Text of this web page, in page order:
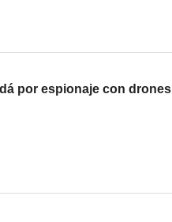
por espionaje con drones